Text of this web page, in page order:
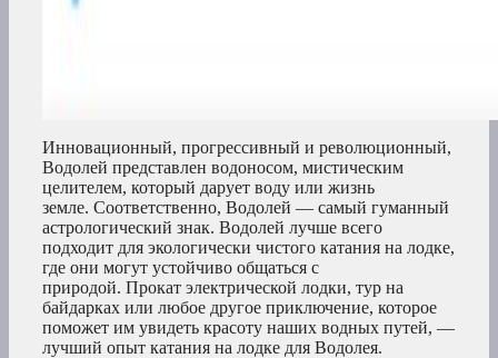
Инновационный, прогрессивный и революционный,
Водолей представлен водоносом, мистическим
целителем, который дарует воду или жизнь
земле. Соответственно, Водолей — самый гуманный
астрологический знак. Водолей лучше всего
подходит для экологически чистого катания на лодке,
где они могут устойчиво общаться с
природой. Прокат электрической лодки, тур на
байдарках или любое другое приключение, которое
поможет им увидеть красоту наших водных путей, —
лучший опыт катания на лодке для Водолея.